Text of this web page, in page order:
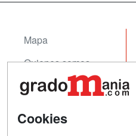
Mapa
Quienes somos
Tarifas publicidad
Cookies